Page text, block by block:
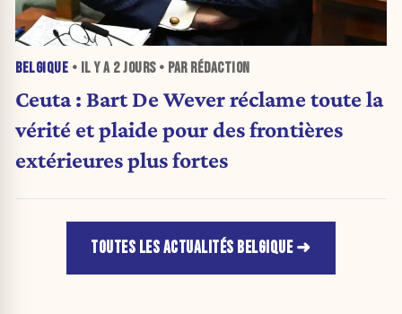
BELGIQUE • IL Y A 2 JOURS• PAR RÉDACTION
Ceuta : Bart De Wever réclame toute la
vérité et plaide pour des frontières
extérieures plus fortes
TOUTES LES ACTUALITÉS BELGIQUE